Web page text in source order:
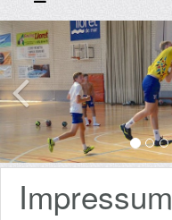
Impressum